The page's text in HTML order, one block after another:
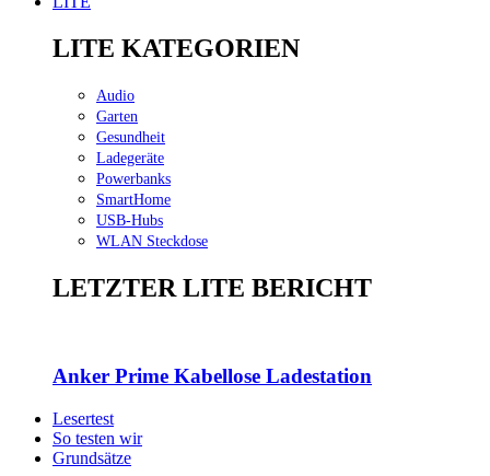
LITE KATEGORIEN
Audio
Garten
Gesundheit
Ladegeräte
Powerbanks
SmartHome
USB-Hubs
WLAN Steckdose
LETZTER LITE BERICHT
Anker Prime Kabellose Ladestation
Lesertest
So testen wir
Grundsätze